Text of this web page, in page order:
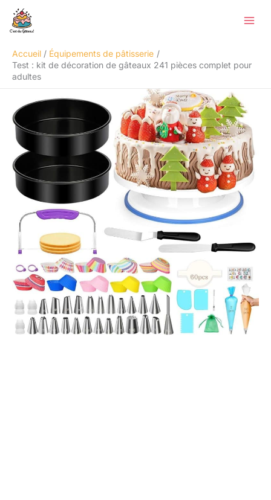
Accueil
Équipements de pâtisserie
Test : kit de décoration de gâteaux 241 pièces complet pour
adultes
Rechercher